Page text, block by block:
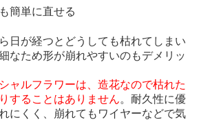
簡単に直せる
日が経つとどうしても枯れてしまい
なため形が崩れやすいのもデメリッ
ャルフラワーは、造花なので枯れた
することはありません。耐久性に優
にくく、崩れてもワイヤーなどで気